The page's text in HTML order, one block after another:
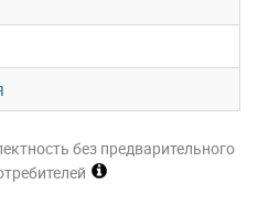
без предварительного